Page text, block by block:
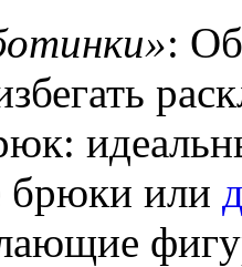
:
брюки или